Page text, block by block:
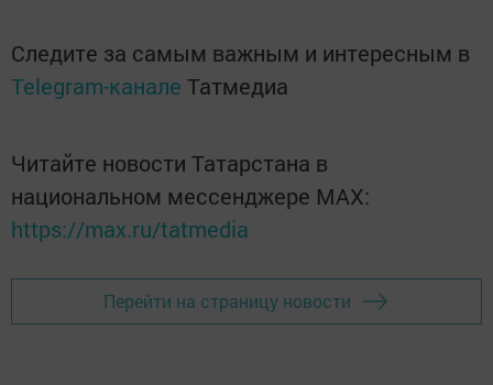
Следите за самым важным и интересным в
Telegram-канале Татмедиа
Читайте новости Татарстана в
национальном мессенджере MАХ:
https://max.ru/tatmedia
Перейти на страницу новости